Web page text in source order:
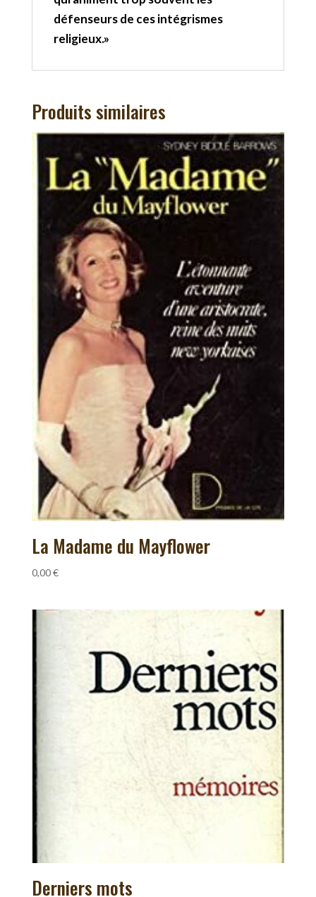
défenseurs de ces intégrismes
religieux.»
Produits similaires
La Madame du Mayflower
0,00€
Derniers mots